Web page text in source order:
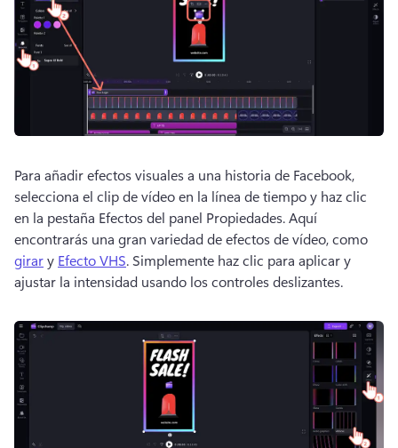
Para añadir efectos visuales a una historia de Facebook,
selecciona el clip de vídeo en la línea de tiempo y haz clic
en la pestaña Efectos del panel Propiedades. Aquí
encontrarás una gran variedad de efectos de vídeo, como
girar y Efecto VHS. Simplemente haz clic para aplicar y
ajustar la intensidad usando los controles deslizantes.